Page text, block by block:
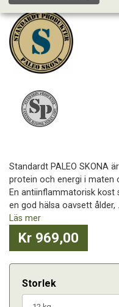
Standardt PALEO SKONA
protein och energi i maten
En antiinflammatorisk
en god hälsa oavsett ålder,
Läs mer
Kr 969,00
Storlek